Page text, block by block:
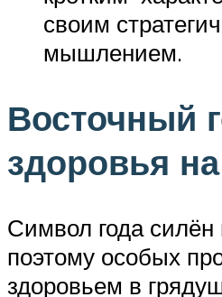
своим
мышлением.
Восточный
здоровья
Символ года
поэтому особых
здоровьем в